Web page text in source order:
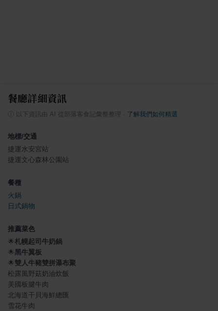
餐廳詳細資訊
以下資訊由 AI 從部落客食記彙整整理 了解我們如何精選
地標/交通
捷運水安宮站
捷運文心森林公園站
餐種
火鍋
日式鍋物
推薦菜色
🌟札幌起司牛奶鍋
🌟黑牛翼板
🌟雙人牛豬雙拼瀑布聚
松露風野菇奶油炊飯
美國板腱牛肉
北海道干貝海鮮總匯
雪花牛肉